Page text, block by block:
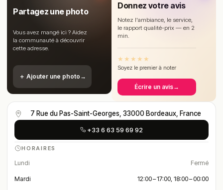
Partagez une photo
Vous avez mangé ici ? Aidez
la communauté à découvrir
cette adresse.
＋ Ajouter une photo →
Donnez votre avis
Notez l'ambiance, le service,
le rapport qualité-prix — en 2
min.
★ ★ ★ ★ ★
Soyez le premier à noter
Écrire un avis→
7 Rue du Pas-Saint-Georges, 33000 Bordeaux, France
+33 6 63 59 69 92
HORAIRES
Lundi Fermé
Mardi 12:00 – 17:00, 18:00 – 00:00